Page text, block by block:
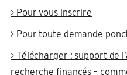
> Pour vous inscrire
> Pour toute demande
> Télécharger : support de
recherche financés –